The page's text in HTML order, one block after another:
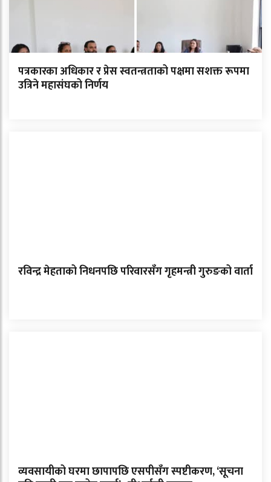
पत्रकारका अधिकार र प्रेस स्वतन्त्रताको पक्षमा सशक्त रूपमा
उत्रिने महासंघको निर्णय
रविन्द्र मेहताको निधनपछि परिवारसँग गृहमन्त्री गुरुङको वार्ता
व्यवसायीको घरमा छापापछि एसपीसँग स्पष्टीकरण, ‘सूचना